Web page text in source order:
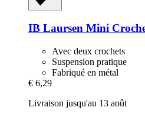
IB Laursen Mini
Avec deux crochets
Suspension pratique
Fabriqué en métal
€ 6,29
Livraison jusqu'au 13 août